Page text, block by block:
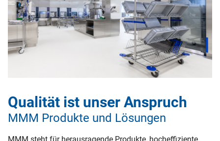
Qualität ist unser Anspruch
MMM Produkte und Lösungen
MMM steht für herausragende Produkte, hocheffiziente